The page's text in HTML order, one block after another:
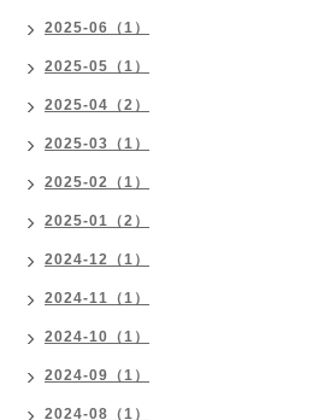
2025-06（1）
2025-05（1）
2025-04（2）
2025-03（1）
2025-02（1）
2025-01（2）
2024-12（1）
2024-11（1）
2024-10（1）
2024-09（1）
2024-08（1）